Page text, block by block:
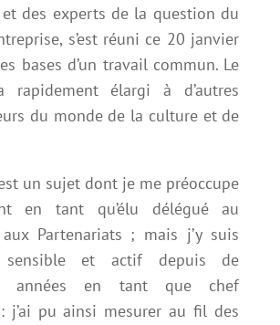
et des experts de la question du
s’est réuni ce 20 janvier
bases d’un travail commun. Le
rapidement élargi à d’autres
du monde de la culture et de
un sujet dont je me préoccupe
en tant qu’élu délégué au
Partenariats ; mais j’y suis
et actif depuis de
années en tant que chef
: j’ai pu ainsi mesurer au fil des